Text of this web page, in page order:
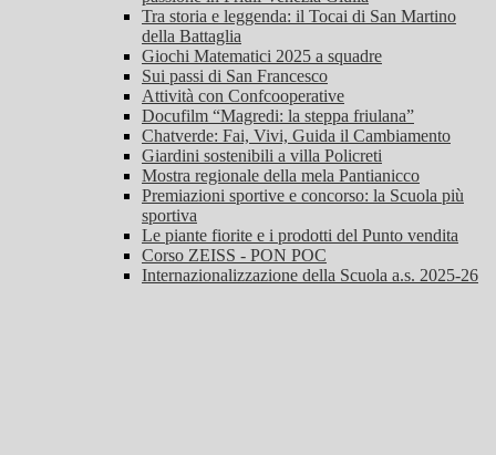
Tra storia e leggenda: il Tocai di San Martino
della Battaglia
Giochi Matematici 2025 a squadre
Sui passi di San Francesco
Attività con Confcooperative
Docufilm “Magredi: la steppa friulana”
Chatverde: Fai, Vivi, Guida il Cambiamento
Giardini sostenibili a villa Policreti
Mostra regionale della mela Pantianicco
Premiazioni sportive e concorso: la Scuola più
sportiva
Le piante fiorite e i prodotti del Punto vendita
Corso ZEISS - PON POC
Internazionalizzazione della Scuola a.s. 2025-26